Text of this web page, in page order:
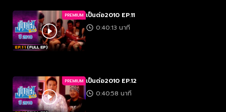
PREMIUM เป็นต่อ2010 EP.11
0:40:13 นาที
PREMIUM เป็นต่อ2010 EP.12
0:40:58 นาที